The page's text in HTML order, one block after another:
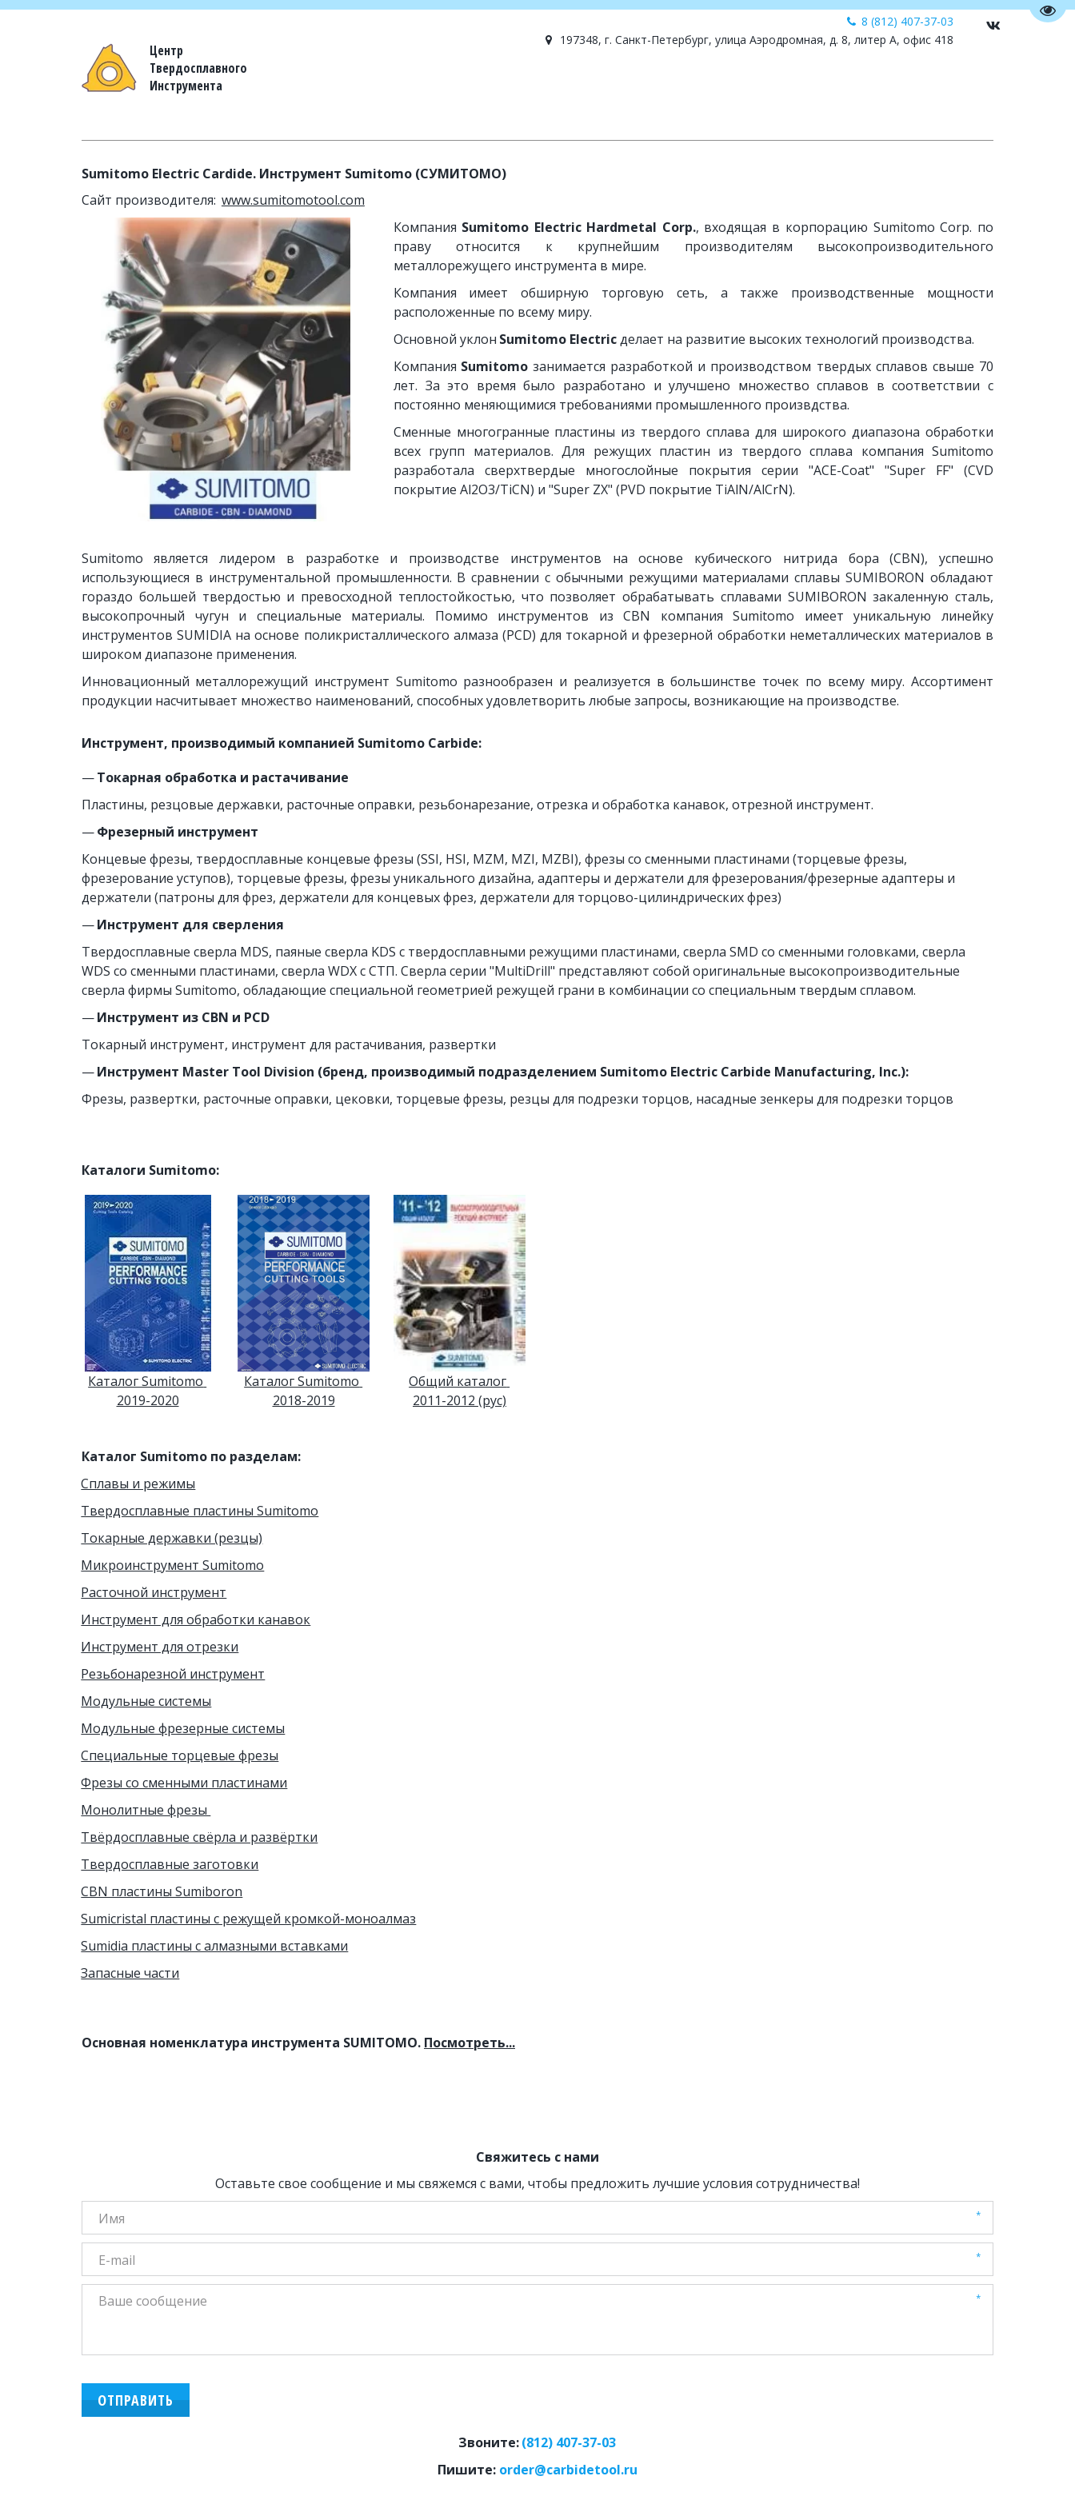
Центр
Твердосплавного
Инструмента
8 (812) 407-37-03
197348, г. Санкт-Петербург, улица Аэродромная, д. 8, литер А, офис 418
Sumitomo Electric Cardide. Инструмент Sumitomo (СУМИТОМО)
Сайт производителя: www.sumitomotool.com
Компания Sumitomo Electric Hardmetal Corp., входящая в корпорацию Sumitomo Corp. по
праву относится к крупнейшим производителям высокопроизводительного
металлорежущего инструмента в мире.
Компания имеет обширную торговую сеть, а также производственные мощности
расположенные по всему миру.
Основной уклон Sumitomo Electricделает на развитие высоких технологий производства.
Компания Sumitomoзанимается разработкой и производством твердых сплавов свыше 70
лет. За это время было разработано и улучшено множество сплавов в соответствии с
постоянно меняющимися требованиями промышленного произвдства.
Сменные многогранные пластины из твердого сплава для широкого диапазона обработки
всех групп материалов. Для режущих пластин из твердого сплава компания Sumitomo
разработала сверхтвердые многослойные покрытия серии "ACE-Coat" "Super FF" (CVD
покрытие Al2O3/TiCN) и "Super ZX" (PVD покрытие TiAlN/AlCrN).
Sumitomo является лидером в разработке и производстве инструментов на основе кубического нитрида бора (CBN), успешно
использующиеся в инструментальной промышленности. В сравнении с обычными режущими материалами сплавы SUMIBORON обладают
гораздо большей твердостью и превосходной теплостойкостью, что позволяет обрабатывать сплавами SUMIBORON закаленную сталь,
высокопрочный чугун и специальные материалы. Помимо инструментов из CBN компания Sumitomo имеет уникальную линейку
инструментов SUMIDIA на основе поликристаллического алмаза (PCD) для токарной и фрезерной обработки неметаллических материалов в
широком диапазоне применения.
Инновационный металлорежущий инструмент Sumitomo разнообразен и реализуется в большинстве точек по всему миру. Ассортимент
продукции насчитывает множество наименований, способных удовлетворить любые запросы, возникающие на производстве.
Инструмент, производимый компанией Sumitomo Carbide:
— Токарная обработка и растачивание
Пластины, резцовые державки, расточные оправки, резьбонарезание, отрезка и обработка канавок, отрезной инструмент.
— Фрезерный инструмент
Концевые фрезы, твердосплавные концевые фрезы (SSI, HSI, MZM, MZI, MZBI), фрезы со сменными пластинами (торцевые фрезы,
фрезерование уступов), торцевые фрезы, фрезы уникального дизайна, адаптеры и держатели для фрезерования/фрезерные адаптеры и
держатели (патроны для фрез, держатели для концевых фрез, держатели для торцово-цилиндрических фрез)
— Инструмент для сверления
Твердосплавные сверла MDS, паяные сверла KDS с твердосплавными режущими пластинами, сверла SMD со сменными головками, сверла
WDS со сменными пластинами, сверла WDX с СТП. Сверла серии "MultiDrill" представляют собой оригинальные высокопроизводительные
сверла фирмы Sumitomo, обладающие специальной геометрией режущей грани в комбинации со специальным твердым сплавом.
— Инструмент из CBN и PCD
Токарный инструмент, инструмент для растачивания, развертки
— Инструмент Master Tool Division (бренд, производимый подразделением Sumitomo Electric Carbide Manufacturing, Inc.):
Фрезы, развертки, расточные оправки, цековки, торцевые фрезы, резцы для подрезки торцов, насадные зенкеры для подрезки торцов
Каталоги Sumitomo:
Каталог Sumitomo
2019-2020
Каталог Sumitomo
2018-2019
Общий каталог
2011-2012 (рус)
Каталог Sumitomo по разделам:
Сплавы и режимы
Твердосплавные пластины Sumitomo
Токарные державки (резцы)
Микроинструмент Sumitomo
Расточной инструмент
Инструмент для обработки канавок
Инструмент для отрезки
Резьбонарезной инструмент
Модульные системы
Модульные фрезерные системы
Cпециальные торцевые фрезы
Фрезы со сменными пластинами
Монолитные фрезы
Твёрдосплавные свёрла и развёртки
Твердосплавные заготовки
CBN пластины Sumiboron
Sumicristal пластины с режущей кромкой-моноалмаз
Sumidia пластины с алмазными вставками
Запасные части
Основная номенклатура инструмента SUMITOMO. Посмотреть...
Свяжитесь с нами
Оставьте свое сообщение и мы свяжемся с вами, чтобы предложить лучшие условия сотрудничества!
*
*
*
ОТПРАВИТЬ
Звоните:(812) 407-37-03
Пишите: order@carbidetool.ru